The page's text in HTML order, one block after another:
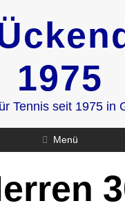
1975
Tennis seit 1975 in
Menü